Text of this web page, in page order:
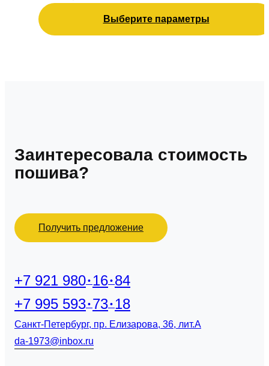
Выберите параметры
можно
выбрать
на
Заинтересовала стоимость
пошива?
Получить предложение
+7 921 980 16 84
+7 995 593 73 18
Санкт-Петербург, пр. Елизарова, 36, лит.А
da-1973@inbox.ru